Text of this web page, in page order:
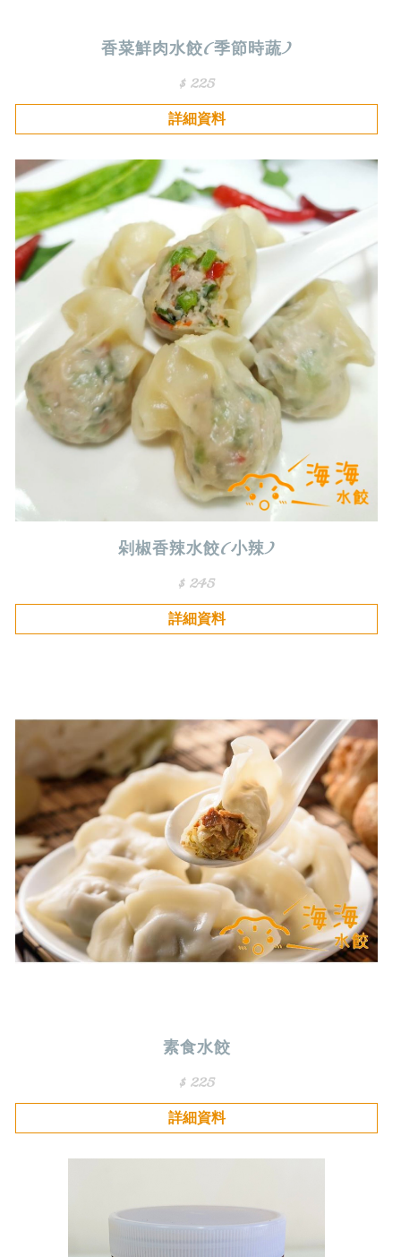
香菜鮮肉水餃(季節時蔬)
$ 225
詳細資料
剁椒香辣水餃(小辣)
$ 245
詳細資料
素食水餃
$ 225
詳細資料